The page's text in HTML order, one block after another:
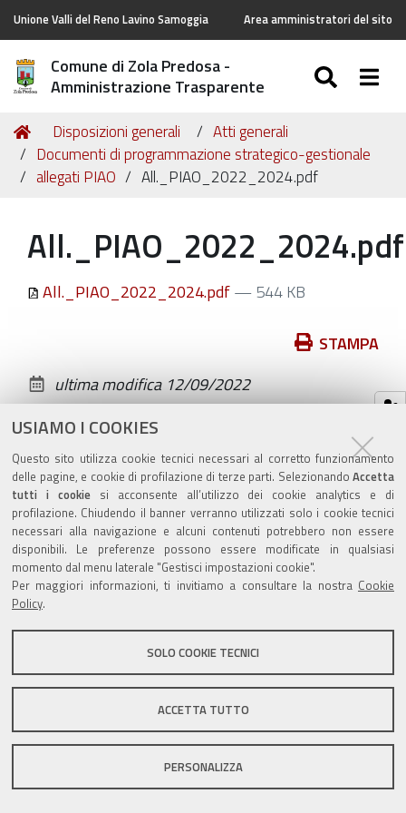
USIAMO I COOKIES
Questo sito utilizza cookie tecnici necessari al corretto funzionamento
delle pagine, e cookie di profilazione di terze parti. Selezionando Accetta
tutti i cookiesi acconsente all’utilizzo dei cookie analytics e di
profilazione. Chiudendo il banner verranno utilizzati solo i cookie tecnici
necessari alla navigazione e alcuni contenuti potrebbero non essere
disponibili. Le preferenze possono essere modificate in qualsiasi
momento dal menu laterale "Gestisci impostazioni cookie".
Per maggiori informazioni, ti invitiamo a consultare la nostra Cookie
Policy.
SOLO COOKIE TECNICI
ACCETTA TUTTO
PERSONALIZZA
Unione Valli del Reno Lavino Samoggia Area amministratori del sito
Comune di Zola Predosa -
Amministrazione Trasparente
Tu
sei
qui:
Home
Disposizioni generali
Atti generali
Documenti di programmazione strategico-gestionale
allegati PIAO
All._PIAO_2022_2024.pdf
All._PIAO_2022_2024.pdf
All._PIAO_2022_2024.pdf— 544 KB
documento
STAMPA
ultima modifica 12/09/2022
Valuta questo sito
Sito istituzionale Comune di Zola Predosa
DPO|Accessibilità